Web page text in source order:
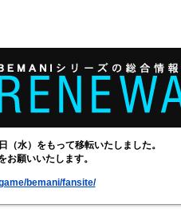
水）をもって移転いたしました。
お願いいたします。
bemani/fansite/